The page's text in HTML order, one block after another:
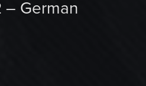
– German